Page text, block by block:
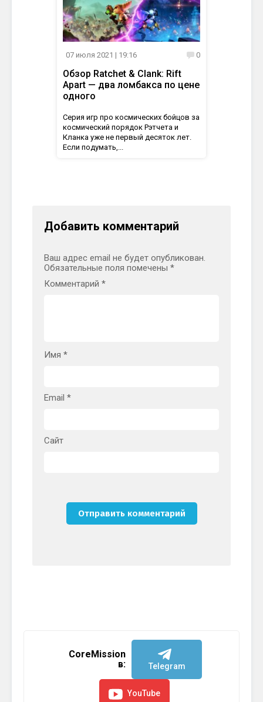
07 июля 2021 | 19:16 0
Обзор Ratchet & Clank: Rift
Apart — два ломбакса по цене
одного
Серия игр про космических бойцов за
космический порядок Рэтчета и
Кланка уже не первый десяток лет.
Если подумать,...
Добавить комментарий
Ваш адрес email не будет опубликован.
Обязательные поля помечены *
Комментарий *
Имя *
Email *
Сайт
CoreMission
в:
Telegram
YouTube